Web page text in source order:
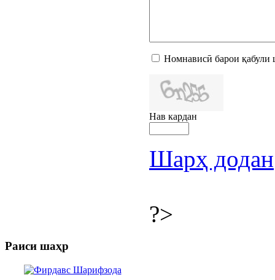
Номнависӣ барои қабули
Нав кардан
Шарҳ додан
?>
Раиси шаҳр